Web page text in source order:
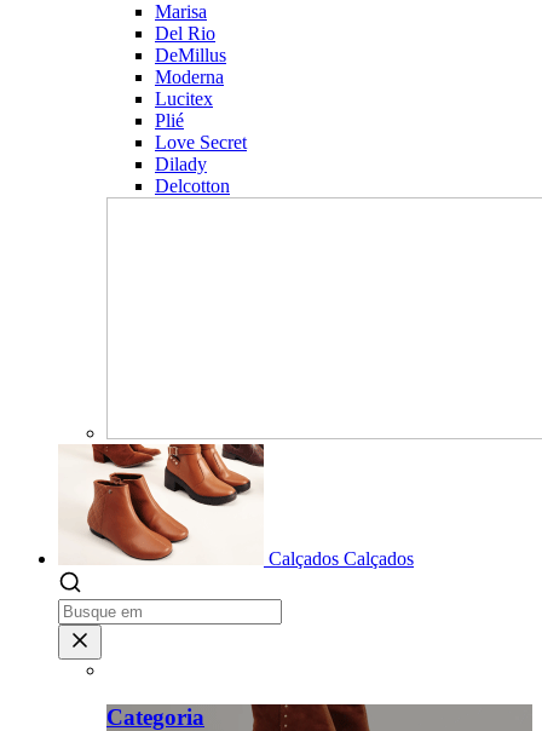
Marisa
Del Rio
DeMillus
Moderna
Lucitex
Plié
Love Secret
Dilady
Delcotton
Calçados Calçados
Categoria